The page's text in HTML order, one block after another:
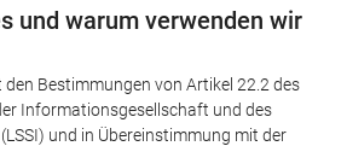
und warum verwenden wir
Bestimmungen von Artikel 22.2 des
Informationsgesellschaft und des
und in Übereinstimmung mit der